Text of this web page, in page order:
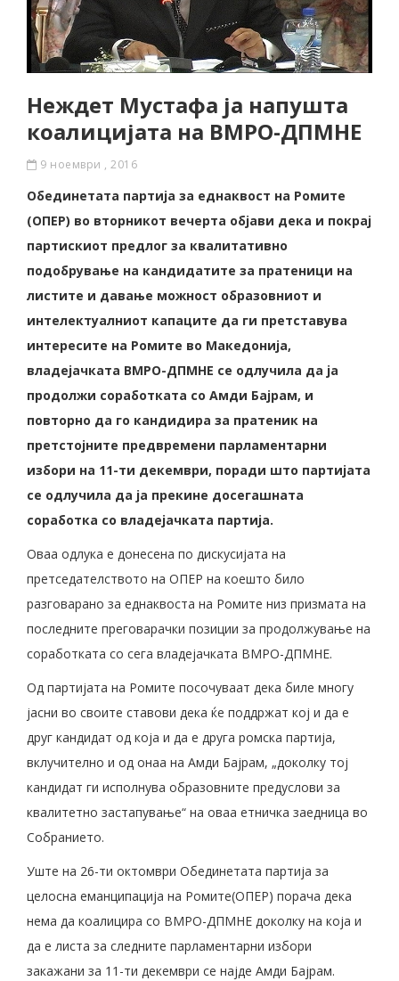
Неждет Мустафа ја напушта
коалицијата на ВМРО-ДПМНЕ
9 ноември , 2016
Обединетата партија за еднаквост на Ромите
(ОПЕР) во вторникот вечерта објави дека и покрај
партискиот предлог за квалитативно
подобрување на кандидатите за пратеници на
листите и давање можност образовниот и
интелектуалниот капаците да ги претставува
интересите на Ромите во Македонија,
владејачката ВМРО-ДПМНЕ се одлучила да ја
продолжи соработката со Амди Бајрам, и
повторно да го кандидира за пратеник на
претстојните предвремени парламентарни
избори на 11-ти декември, поради што партијата
се одлучила да ја прекине досегашната
соработка со владејачката партија.
Оваа одлука е донесена по дискусијата на
претседателството на ОПЕР на коешто било
разговарано за еднаквоста на Ромите низ призмата на
последните преговарачки позиции за продолжување на
соработката со сега владејачката ВМРО-ДПМНЕ.
Од партијата на Ромите посочуваат дека биле многу
јасни во своите ставови дека ќе поддржат кој и да е
друг кандидат од која и да е друга ромска партија,
вклучително и од онаа на Амди Бајрам, „доколку тој
кандидат ги исполнува образовните предуслови за
квалитетно застапување“ на оваа етничка заедница во
Собранието.
Уште на 26-ти октомври Обединетата партија за
целосна еманципација на Ромите(ОПЕР) порача дека
нема да коалицира со ВМРО-ДПМНЕ доколку на која и
да е листа за следните парламентарни избори
закажани за 11-ти декември се најде Амди Бајрам.